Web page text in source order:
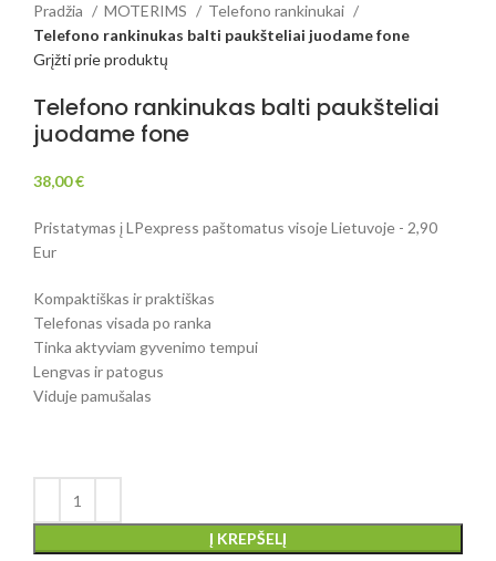
Pradžia MOTERIMS
Telefono rankinukai
Telefono rankinukas balti paukšteliai juodame fone
Grįžti prie produktų
Telefono rankinukas balti paukšteliai
juodame fone
38,00€
Pristatymas į LPexpress paštomatus visoje Lietuvoje - 2,90
Eur
Kompaktiškas ir praktiškas
Telefonas visada po ranka
Tinka aktyviam gyvenimo tempui
Lengvas ir patogus
Viduje pamušalas
Į KREPŠELĮ